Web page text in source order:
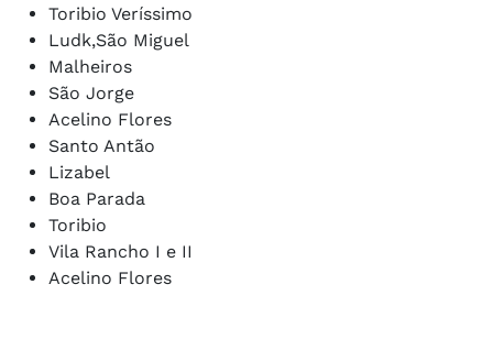
Toribio Veríssimo
Ludk,São Miguel
Malheiros
São Jorge
Acelino Flores
Santo Antão
Lizabel
Boa Parada
Toribio
Vila Rancho I e II
Acelino Flores